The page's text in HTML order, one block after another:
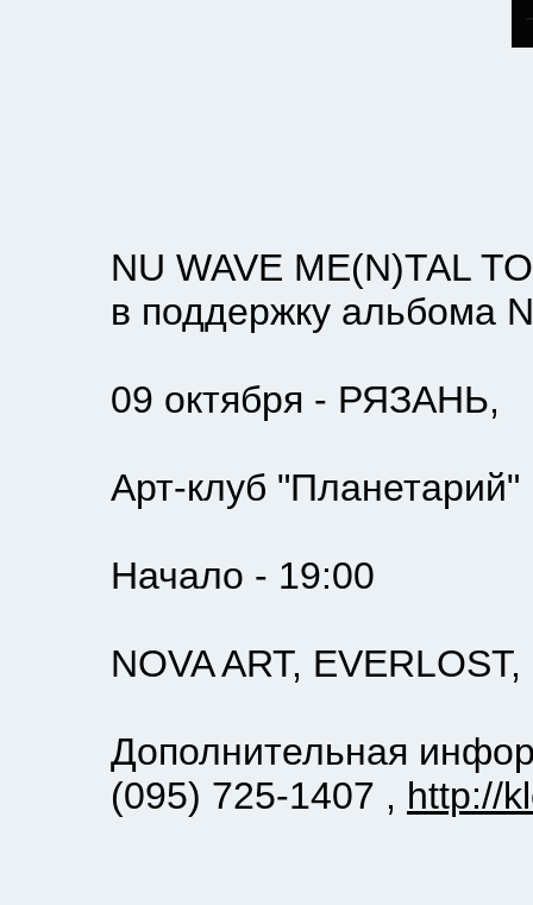
NU WAVE ME(N)TAL
в поддержку альбома
09 октября - РЯЗАНЬ,
Арт-клуб "Планетарий"
Начало - 19:00
NOVA ART, EVERLOST,
Дополнительная
(095) 725-1407 , http://